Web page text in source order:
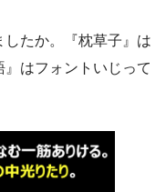
したか。『枕草子』は
はフォントいじって